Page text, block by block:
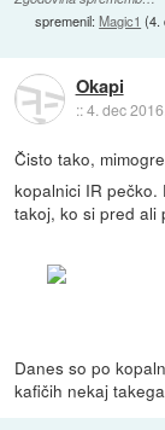
spremenil:Magic1 (4.
Okapi
::4. dec
Čisto tako,
kopalnici IR pečko.
takoj, ko si pred ali
Danes so po
kafičih nekaj